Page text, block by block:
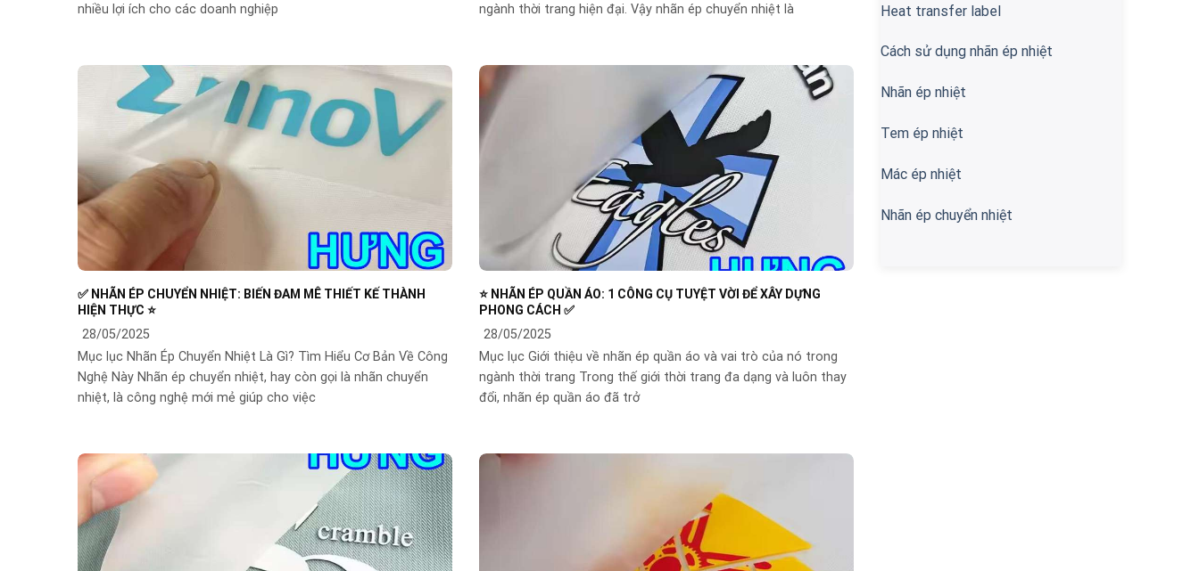
nhiều lợi ích cho các doanh nghiệp
ngành thời trang hiện đại. Vậy nhãn ép chuyển nhiệt là
✅ NHÃN ÉP CHUYỂN NHIỆT: BIẾN ĐAM MÊ THIẾT KẾ THÀNH
HIỆN THỰC ⭐️
28/05/2025
Mục lục Nhãn Ép Chuyển Nhiệt Là Gì? Tìm Hiểu Cơ Bản Về Công
Nghệ Này Nhãn ép chuyển nhiệt, hay còn gọi là nhãn chuyển
nhiệt, là công nghệ mới mẻ giúp cho việc
⭐️ NHÃN ÉP QUẦN ÁO: 1 CÔNG CỤ TUYỆT VỜI ĐỂ XÂY DỰNG
PHONG CÁCH ✅
28/05/2025
Mục lục Giới thiệu về nhãn ép quần áo và vai trò của nó trong
ngành thời trang Trong thế giới thời trang đa dạng và luôn thay
đổi, nhãn ép quần áo đã trở
Heat transfer label
Cách sử dụng nhãn ép nhiệt
Nhãn ép nhiệt
Tem ép nhiệt
Mác ép nhiệt
Nhãn ép chuyển nhiệt